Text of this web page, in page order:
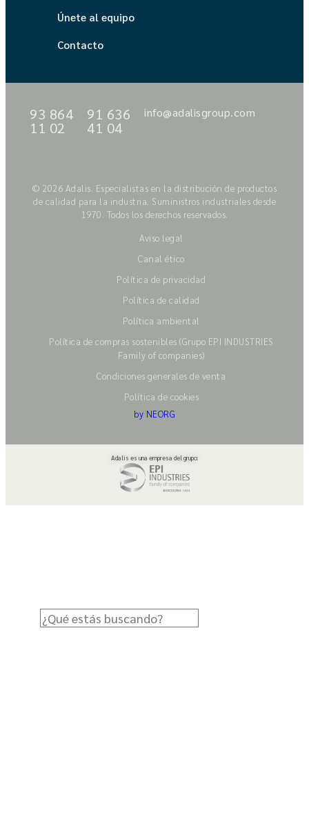
Únete al equipo
Contacto
93 864
11 02
91 636
41 04
info@adalisgroup.com
© 2026 Adalis. Especialistas en la distribución de productos
de calidad para la industria. Suministros industriales desde
1970. Todos los derechos reservados.
Aviso legal
Canal ético
Política de privacidad
Política de calidad
Política ambiental
Política de compras sostenibles (Grupo EPI INDUSTRIES
Family of companies)
Condiciones generales de venta
Política de cookies
by NEORG
Adalis es una empresa del grupo: